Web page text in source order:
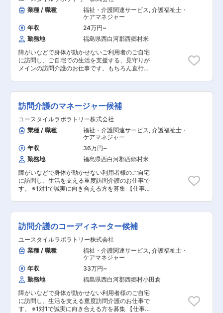
用 など ※詳細は面談時にお伝えします ◎働い
ている人のほとんどが無資格・未経験からスター
ト！！研修や仕事を覚えるまでは先輩スタッフが
同行するので安心！ ■━━━ 1日のスケジュール
例 ━━━□ 【日勤】 ◇9:00～／サービス開始 ・
ベットから車いすへの移乗 ・お食事介助 ・外出
援助など ◇13:00～／サービス記録、終了 ＜休
憩・次の利用者宅へ移動＞ ◇14:00～／利用者宅
到着・サービス開始 ◇18:00～／サービス記録、
ス開始 ・就寝前後の身支度ケア(歯磨き、お
着換え 等) ・就寝中の体位交換、痰吸引など
・見守り ・痰吸引など ◇7:00～／ご利用者様起
床 ◇8:00～／サービス記録、終了 ・直行直帰OK
※担当する件数や、ご利用者様によって時間・サ
ービスは異なります。 ＊＊ ここがオスス
無料で取得とキャリアパス】 無料で「重度訪問介
護従業者養成研修統合課程」や「実務者研修」の
取得が可能です。 資格取得で医療的ケアができる
ワンランク上の介護士さんに！！ あなたの能力と
やる気次第で スタッフ → サービスリーダー → サ
ービス提供責任者 → コーディネーター → マネー
です♪ 【POINT2：続けやすい職場3種の神器】 厚
待遇：賞与年2回はもちろん有給休暇や完全週休
境：たくさんの人を一度にケアする施設とは違
い、お一人に寄り添いゆったりとしたオシゴト。
また、関わるのはご利用者さんがメインなので人
間関係で悩むこともありません。 給与：「今は良
いけど将来を考えたら今の給与だと難しいよな
～」なんて思っていませんか？資格の取得などで
給与UPのチャンス多数。最短半年で給与UPした
方もいます。
※詳細は面談時にお伝えします ◎働いている人
のほとんどが無資格・未経験からスタート！！研
修や仕事を覚えるまでは先輩スタッフが同行する
ので安心！ ■━━━ 1日のスケジュール例 ━━━□
【日勤】 ◇9:00～／サービス開始 ・ベットから
車いすへの移乗 ・お食事介助 ・外出援助など
◇13:00～／サービス記録、終了 ＜休憩・次の利
用者宅へ移動＞ ◇14:00～／利用者宅到着・サー
ビス開始 ◇18:00～／サービス記録、終了 ・直行
直帰OK 【夜勤】 ◇22:00～／サービス開始
用者様就寝 ・定時の体位交換 ・見守り ・痰吸引
など ◇7:00～／ご利用者様起床 ◇8:00～／サー
ビス記録、終了 ・直行直帰OK ※担当する件数
や、ご利用者様によって時間・サービスは異なり
ます。 ＊＊ ここがオススメ！！ ＊＊
【POINT1：好待遇・キャリアアップ】 賞与年2
回はもちろん有給休暇や完全週休二日制といった
待遇は充実！ 入社後早くて半年でキャリアアッ
ービスリーダー → サービス提供責任者 → コーデ
ィネーター → マネージャーになることも可能、
上を目指しやすい会社です♪ 【POINT2：続けや
すい職場3種の神器】 厚待遇：賞与年2回はもち
ケアする施設とは違い、お一人に寄り添いゆった
りとしたオシゴト。また、関わるのはご利用者さ
んがメインなので人間関係で悩むこともありませ
ん。 給与：「今は良いけど将来を考えたら今の給
与だと難しいよな～」なんて思っていませんか？
資格の取得などで給与UPのチャンス多数。最短
半年で給与UPした方もいます。
業種 / 職種
福祉・介護関連サービス, 介護福祉士・
ケアマネジャー
年収
24万円~
勤務地
福島県西白河郡西郷村米
障がいなどで身体が動かせないご利用者のご自宅
に訪問し、ご自宅での生活を支援する、見守りが
メインの訪問介護のお仕事です。もちろん直行直
生活のお手伝いなどもございます。 ・見守り ・
日常生活のお手伝い ・食事介助 ・介護記録の記
入 など ※詳細は面談時にお伝えします ◎働い
ている人のほとんどが無資格・未経験からスター
ト！！研修や仕事を覚えるまでは先輩スタッフが
同行するので安心！ ■━━━ 1日のスケジュール
ら車いすへの移乗 ・お食事介助 ・外出援助な
ど ◇13:00～／サービス記録、終了 ＜休憩・次
の利用者宅へ移動＞ ◇14:00～／利用者宅到着・
サービス開始 ◇18:00～／サービス記録、終了 ・
直行直帰OK ※担当する件数や、ご利用者様によっ
て時間・サービスは異なります。 ※介護保険サー
仕事が含まれるケースもあります ＊＊ ここがオ
ススメ！！ ＊＊ ＜続けやすい職場3種の神器／
種の神器】 厚待遇：賞与年2回はもちろん有給休
暇や完全週休二日制といった待遇も充実していま
す！ 職場環境：たくさんの人を一度にケアする施
設とは違い、お一人に寄り添いゆったりとしたオ
シゴト。また、関わるのはご利用者さんがメイン
なので人間関係で悩むこともありません。 給与：
「今は良いけど将来を考えたら今の給与だと難し
いよな～」なんて思っていませんか？資格の取得
などで給与UPのチャンス多数。最短半年で給与
UPした方もいます。 【POINT2：2025年に介護
需要がUP！！学び・働くなら今！！】 2025年に
訪問介護のマネージャー候補
ユースタイルラボラトリー株式会社
業種 / 職種
福祉・介護関連サービス, 介護福祉士・
ケアマネジャー
年収
36万円~
勤務地
福島県西白河郡西郷村米
障がいなどで身体が動かせない利用者様のご自宅
に訪問し、生活を支える重度訪問介護のお仕事で
す。 ※1対1で誠実に向き合える方を募集 【仕事内
教育など働きやすい環境を整えるお仕事を主にお
願いします。 質問や相談などを気軽に受けられる
頼られる社員さんとして活躍してください！ ■サ
ービス提供管理 ■介護スタッフのフォロー・指
導・育成・ケア ■ご家族との連絡 ■担当者会議へ
の出席 ■スタッフのシフト作成 ■ご利用者様ごと
のチーム管理 ■他事業所・行政相手の打合せ ■事
業部の運営、売上管理 ■営業戦略の企画と実行 ■
非常勤スタッフの採用 ◎ケアスタッフ業務 障がい
者の方、高齢者の方、一人ひとりに必要なケアを
行っていく、専門的な介護職です。 研修を通し
て、需要が非常に高い「医療的ケア」ができるプ
ロフェッショナルな介護士としても成長できま
訪問介護のコーディネーター候補
ユースタイルラボラトリー株式会社
業種 / 職種
福祉・介護関連サービス, 介護福祉士・
ケアマネジャー
年収
33万円~
勤務地
福島県西白河郡西郷村小田倉
障がいなどで身体が動かせない利用者様のご自宅
に訪問し、生活を支える重度訪問介護のお仕事で
す。 ※1対1で誠実に向き合える方を募集 【仕事内